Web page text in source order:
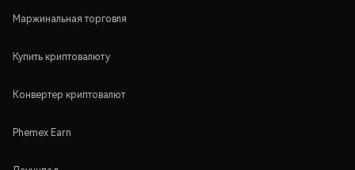
Маржинальная торговля
Купить криптовалюту
Конвертер криптовалют
Phemex Earn